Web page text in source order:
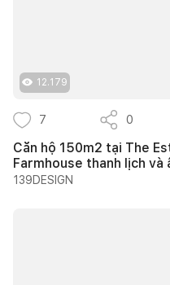
12.179
7 0
Căn hộ 150m2 tại The
Farmhouse thanh lịch và
139DESIGN